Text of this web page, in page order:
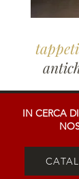
IN CERCA